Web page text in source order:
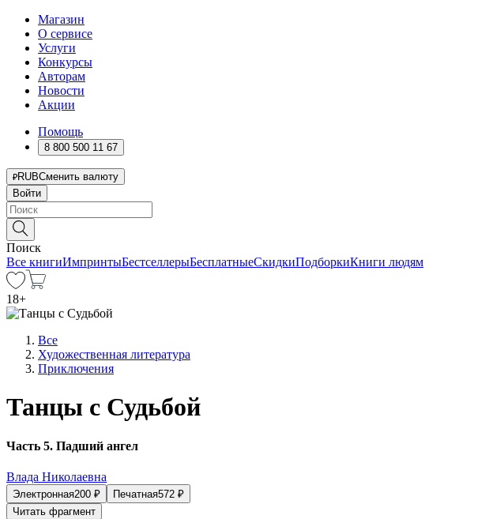
Магазин
О сервисе
Услуги
Конкурсы
Авторам
Новости
Акции
Помощь
8 800 500 11 67
RUBСменить валюту
Войти
Поиск
Все книгиИмпринтыБестселлерыБесплатныеСкидкиПодборкиКниги людям
18+
Все
Художественная литература
Приключения
Танцы с Судьбой
Часть 5. Падший ангел
Влада Николаевна
Электронная200 ₽ Печатная572 ₽
Читать фрагмент